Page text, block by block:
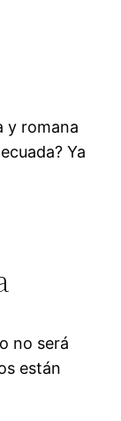
y romana
Ya
no será
están